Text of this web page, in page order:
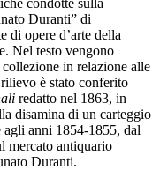
Duranti” di
di opere d’arte della
Nel testo vengono
in relazione alle
è stato conferito
redatto nel 1863, in
disamina di un carteggio
agli anni 1854-1855, dal
mercato antiquario
Duranti.